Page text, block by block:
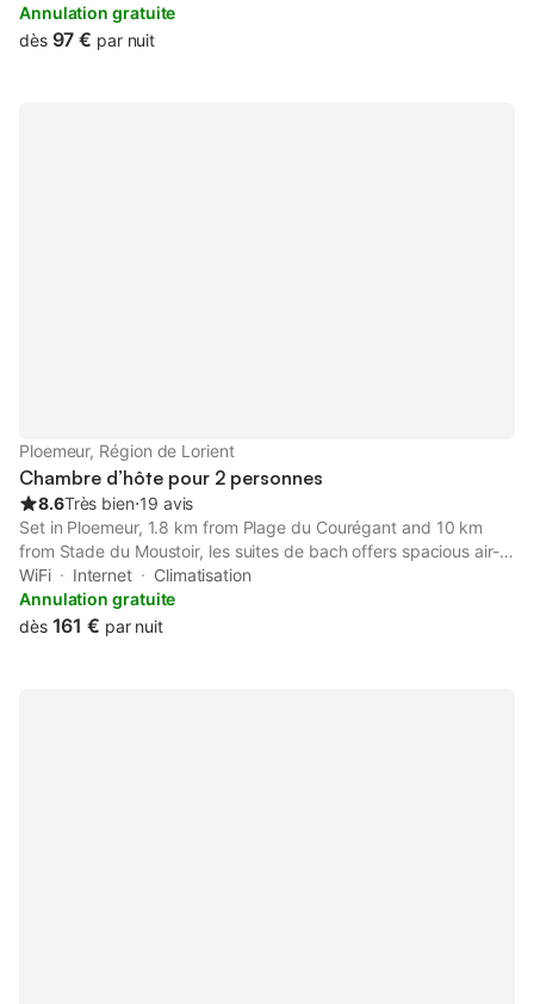
pool, garden and parking on-site among other facilities.
Annulation gratuite
dès 97 € par nuit
Ploemeur, Région de Lorient
Chambre d’hôte pour 2 personnes
8.6Très bien⋅19 avis
Set in Ploemeur, 1.8 km from Plage du Courégant and 10 km
from Stade du Moustoir, les suites de bach offers spacious air-
conditioned accommodation with a terrace and free WiFi.
WiFi Internet
Climatisation
Annulation gratuite
dès 161 € par nuit